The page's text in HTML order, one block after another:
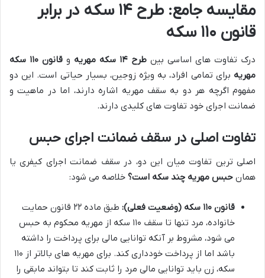
مقایسه جامع: طرح ۱۴ سکه در برابر
قانون ۱۱۰ سکه
درک تفاوت های اساسی بین طرح ۱۴ سکه مهریه و
قانون ۱۱۰ سکه
مهریه برای تمامی افراد، به ویژه زوجین، بسیار حیاتی است. این دو
مفهوم اگرچه هر دو به سقف مهریه اشاره دارند، اما در ماهیت و
ضمانت اجرای خود تفاوت های کلیدی دارند.
تفاوت اصلی در سقف ضمانت اجرای حبس
اصلی ترین تفاوت میان این دو، در سقف ضمانت اجرای کیفری یا
همان حبس مهریه چند سکه است؟ خلاصه می شود:
قانون ۱۱۰ سکه (وضعیت فعلی):
طبق ماده ۲۲ قانون حمایت
خانواده، مرد تنها تا سقف ۱۱۰ سکه از مهریه محکوم به حبس
می شود، مشروط بر آنکه توانایی مالی برای پرداخت را داشته
باشد اما از پرداخت خودداری کند. برای مهریه های بالاتر از ۱۱۰
سکه، زن باید توانایی مالی مرد را ثابت کند تا بتواند مابقی را